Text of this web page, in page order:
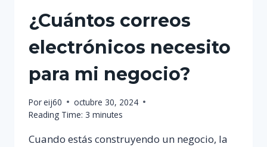
¿Cuántos correos
electrónicos necesito
para mi negocio?
Poreij60
octubre 30, 2024
Reading Time: 3 minutes
Cuando estás construyendo un negocio, la